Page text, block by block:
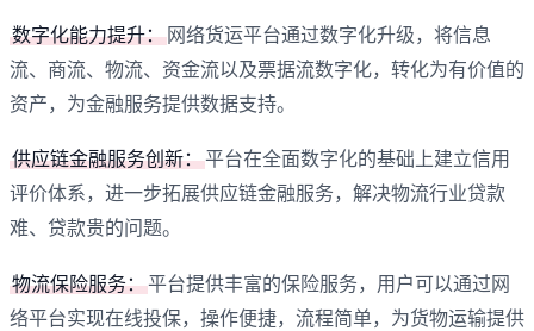
数字化能力提升‌：‌ 网络货运平台通过数字化升级，‌将信息
流、‌商流、‌物流、‌资金流以及票据流数字化，‌转化为有价值的
资产，‌为金融服务提供数据支持。‌‌
供应链金融服务创新‌：‌平台在全面数字化的基础上建立信用
评价体系，‌进一步拓展供应链金融服务，‌解决物流行业贷款
难、‌贷款贵的问题。‌‌
物流保险服务：平台提供丰富的保险服务，用户可以通过网
络平台实现在线投保，‌操作便捷，‌流程简单，为货物运输提供